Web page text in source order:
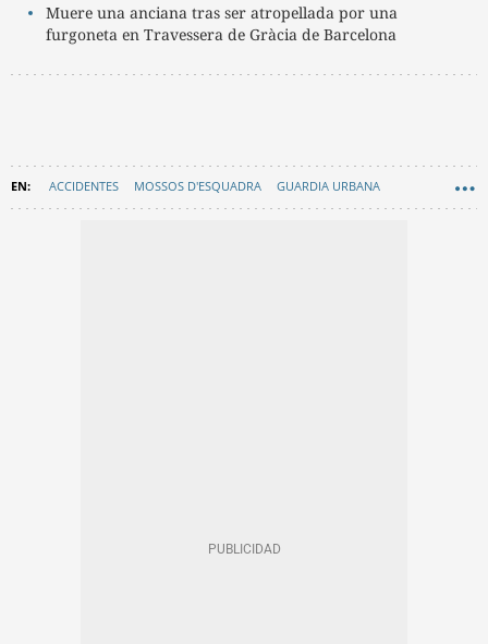
Muere una anciana tras ser atropellada por una
furgoneta en Travessera de Gràcia de Barcelona
ACCIDENTES MOSSOS D'ESQUADRA GUARDIA URBANA